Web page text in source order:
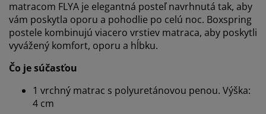
matracom FLYA je elegantná posteľ navrhnutá tak, aby
vám poskytla oporu a pohodlie po celú noc. Boxspring
postele kombinujú viacero vrstiev matraca, aby poskytli
vyvážený komfort, oporu a hĺbku.
Čo je súčasťou
1 vrchný matrac s polyuretánovou penou. Výška:
4 cm